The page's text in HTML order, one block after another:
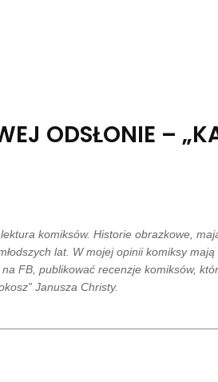
ODSŁONIE –
komiksów. Historie obrazkowe,
lat. W mojej opinii komiksy
FB, publikować recenzje komiksów,
Janusza Christy.